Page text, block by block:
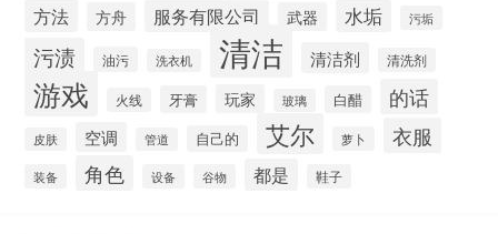
方法 方舟 服务有限公司 武器 水垢 污垢
污渍 油污 洗衣机 清洁 清洁剂 清洗剂
游戏 火线 牙膏 玩家 玻璃 白醋 的话
皮肤 空调 管道 自己的 艾尔 萝卜 衣服
装备 角色 设备 谷物 都是 鞋子